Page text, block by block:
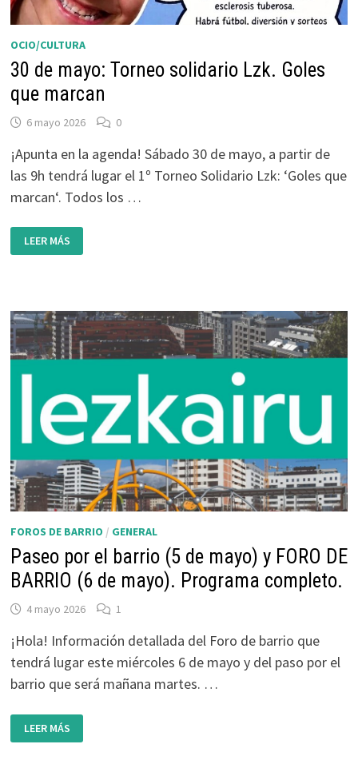
OCIO/CULTURA
30 de mayo: Torneo solidario Lzk. Goles
que marcan
6 mayo 2026 0
¡Apunta en la agenda! Sábado 30 de mayo, a partir de
las 9h tendrá lugar el 1º Torneo Solidario Lzk: ‘Goles que
marcan‘. Todos los …
30
DE
MAYO:
QUE
MARCAN
LEER MÁS
FOROS DE BARRIO / GENERAL
Paseo por el barrio (5 de mayo) y FORO DE
BARRIO (6 de mayo). Programa completo.
4 mayo 2026 1
¡Hola! Información detallada del Foro de barrio que
tendrá lugar este miércoles 6 de mayo y del paso por el
barrio que será mañana martes. …
POR
EL
LEER MÁS